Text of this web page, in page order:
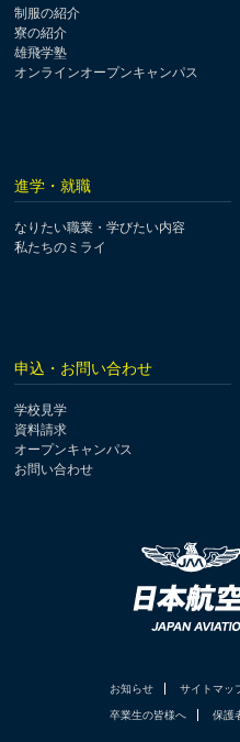
制服の紹介
寮の紹介
雄飛学塾
オンラインオープンキャンパス
進学・就職
なりたい職業・学びたい内容
私たちのミライ
申込・お問い合わせ
学校見学
資料請求
オープンキャンパス
お問い合わせ
お知らせ サイトマッ
卒業生の皆様へ 保護